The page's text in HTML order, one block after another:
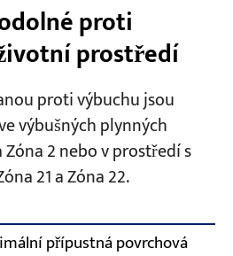
proti
prostředí
proti výbuchu jsou
výbušných plynných
2 nebo v prostředí s
21 a Zóna 22.
přípustná povrchová